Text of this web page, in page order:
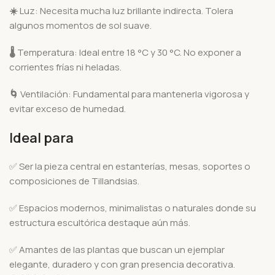
☀️Luz: Necesita mucha luz brillante indirecta. Tolera
algunos momentos de sol suave.
🌡️Temperatura: Ideal entre 18 °C y 30 °C. No exponer a
corrientes frías ni heladas.
🌀 Ventilación: Fundamental para mantenerla vigorosa y
evitar exceso de humedad.
Ideal para
✅ Ser la pieza central en estanterías, mesas, soportes o
composiciones de Tillandsias.
✅ Espacios modernos, minimalistas o naturales donde su
estructura escultórica destaque aún más.
✅ Amantes de las plantas que buscan un ejemplar
elegante, duradero y con gran presencia decorativa.